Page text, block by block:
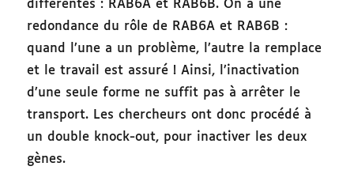
différentes : RAB6A et RAB6B. On a une
redondance du rôle de RAB6A et RAB6B :
quand l’une a un problème, l’autre la remplace
et le travail est assuré ! Ainsi, l’inactivation
d’une seule forme ne suffit pas à arrêter le
transport. Les chercheurs ont donc procédé à
un double knock-out, pour inactiver les deux
gènes.